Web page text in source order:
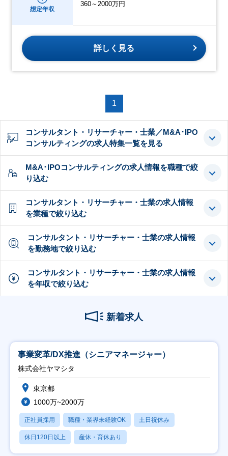
想定年収
360～2000万円
詳しく見る
1
コンサルタント・リサーチャー・士業／M&A･IPO
コンサルティングの求人特集一覧を見る
M&A･IPOコンサルティングの求人情報を職種で絞
り込む
コンサルタント・リサーチャー・士業の求人情報
を業種で絞り込む
コンサルタント・リサーチャー・士業の求人情報
を勤務地で絞り込む
コンサルタント・リサーチャー・士業の求人情報
を年収で絞り込む
新着求人
事業変革/DX推進（シニアマネージャー）
株式会社ヤマシタ
東京都
1000万~2000万
正社員採用 職種・業界未経験OK 土日祝休み
休日120日以上 産休・育休あり